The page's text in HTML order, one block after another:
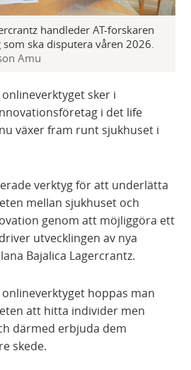
handleder AT-forskaren
ska disputera våren 2026.
Amu
sker i
i det life
växer fram runt sjukhuset i
verktyg för att underlätta
mellan sjukhuset och
genom att möjliggöra ett
utvecklingen av nya
Bajalica Lagercrantz.
hoppas man
att hitta individer men
därmed erbjuda dem
skede.